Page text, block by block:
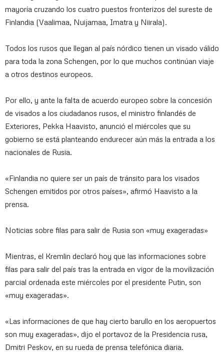
mayoría cruzando los cuatro puestos fronterizos del sureste de
Finlandia (Vaalimaa, Nuijamaa, Imatra y Niirala).
Todos los rusos que llegan al país nórdico tienen un visado válido
para toda la zona Schengen, por lo que muchos continúan viaje
a otros destinos europeos.
Por ello, y ante la falta de acuerdo europeo sobre la concesión
de visados a los ciudadanos rusos, el ministro finlandés de
Exteriores, Pekka Haavisto, anunció el miércoles que su
gobierno se está planteando endurecer aún más la entrada a los
nacionales de Rusia.
«Finlandia no quiere ser un país de tránsito para los visados
Schengen emitidos por otros países», afirmó Haavisto a la
prensa.
Noticias sobre filas para salir de Rusia son «muy exageradas»
Mientras, el Kremlin declaró hoy que las informaciones sobre
filas para salir del país tras la entrada en vigor de la movilización
parcial ordenada este miércoles por el presidente Putin, son
«muy exageradas».
«Las informaciones de que hay cierto barullo en los aeropuertos
son muy exageradas», dijo el portavoz de la Presidencia rusa,
Dmitri Peskov, en su rueda de prensa telefónica diaria.